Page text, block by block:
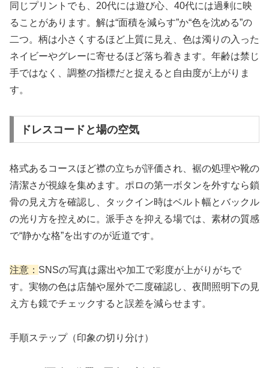
同じプリントでも、20代には遊び心、40代には過剰に映
ることがあります。解は“面積を減らす”か“色を沈める”の
二つ。柄は小さくするほど上質に見え、色は濁りの入った
ネイビーやグレーに寄せるほど落ち着きます。年齢は禁じ
手ではなく、調整の指標だと捉えると自由度が上がりま
す。
ドレスコードと場の空気
格式あるコースほど襟の立ちが評価され、裾の処理や靴の
清潔さが視線を集めます。ポロの第一ボタンを外すなら鎖
骨の見え方を確認し、タックイン時はベルト幅とバックル
の光り方を控えめに。派手さを抑える場では、素材の質感
で“静かな格”を出すのが近道です。
注意： SNSの写真は露出や加工で彩度が上がりがちで
す。実物の色は店舗や屋外で二度確認し、夜間照明下の見
え方も鏡でチェックすると誤差を減らせます。
手順ステップ（印象の切り分け）